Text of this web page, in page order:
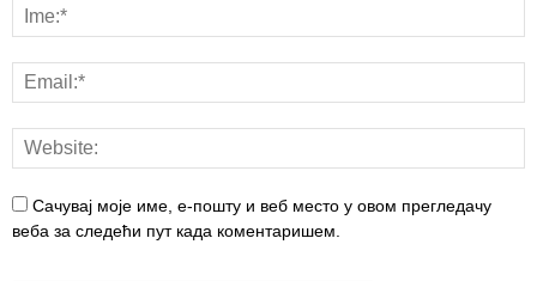
Сачувај моје име, е-пошту и веб место у овом прегледачу
веба за следећи пут када коментаришем.